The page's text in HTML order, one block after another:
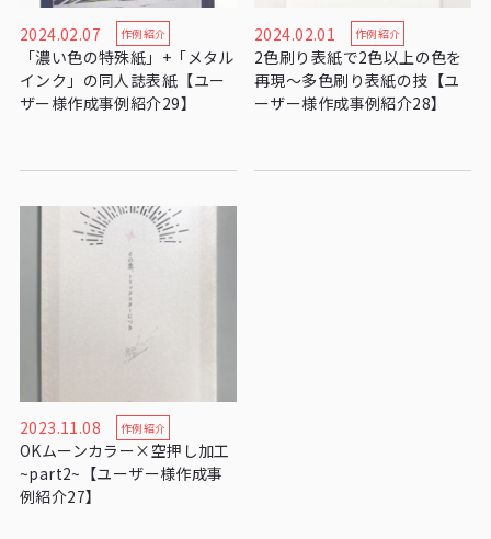
2024.02.07 作例紹介
「濃い色の特殊紙」+「メタル
インク」の同人誌表紙【ユー
ザー様作成事例紹介29】
2024.02.01 作例紹介
2色刷り表紙で2色以上の色を
再現～多色刷り表紙の技【ユ
ーザー様作成事例紹介28】
2023.11.08 作例紹介
OKムーンカラー×空押し加工
~part2~【ユーザー様作成事
例紹介27】